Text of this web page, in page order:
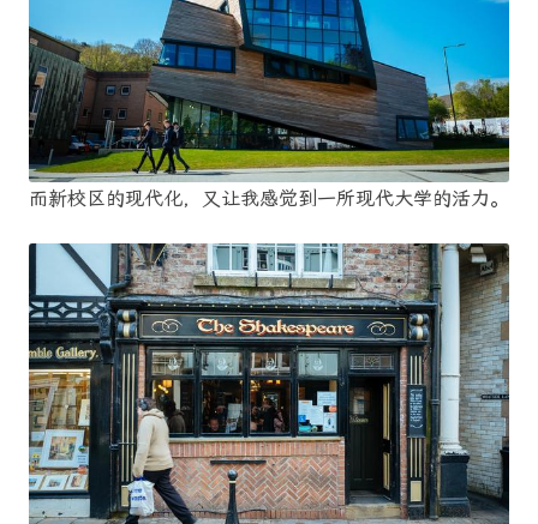
而新校区的现代化，又让我感觉到一所现代大学的活力。